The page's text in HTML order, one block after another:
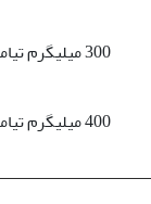
300 میلی­گرم تیامین در یک لیتر شربت
400 میلی­گرم تیامین در یک لیتر شربت